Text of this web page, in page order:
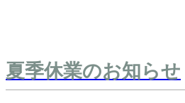
夏季休業のお知らせ